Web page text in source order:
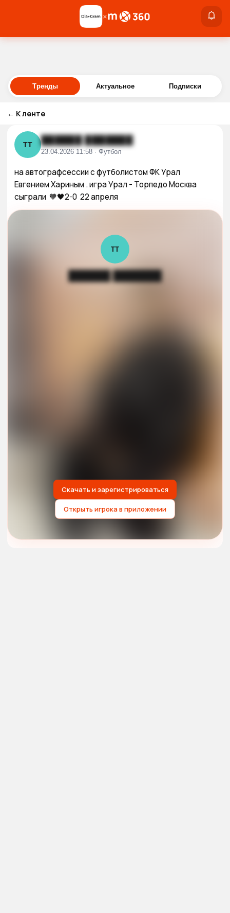
Войти
×
Тренды Актуальное Подписки
← К ленте
ТТ ██████ ███████
23.04.2026 11:58 · Футбол
на автографсессии с футболистом ФК Урал
Евгением Хариным . игра Урал - Торпедо Москва
сыграли  🧡🖤2-0  22 апреля
ТТ
██████ ███████
Скачать и зарегистрироваться
Открыть игрока в приложении